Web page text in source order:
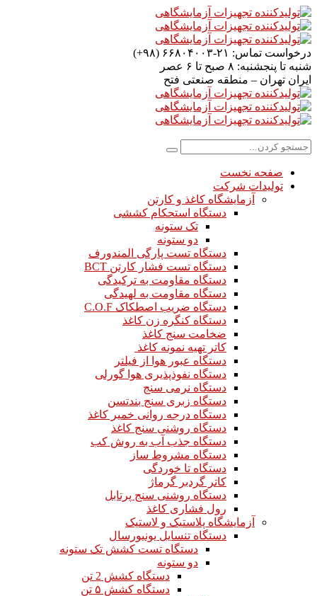
درخواست تماس: ۲۱-۶۶۸۰۴۰۰۳ (۹۸+)
شنبه تا پنجشنبه: ۸ صبح تا ۶ عصر
ایران تهران – منطقه صنعتی فتح
صفحه نخست
تولیدات شرکت
آزمایشگاه کاغذ و کارتن
دستگاه استحکام کششی
تک ستونه
دو ستونه
دستگاه تست پارگی المندورف
دستگاه تست فشار کارتن BCT
دستگاه مقاومت به ترکیدگی
دستگاه مقاومت به لهیدگی
دستگاه ضریب اصطکاک C.O.F
دستگاه کنگره زن کاغذ
ضخامت سنج کاغذ
کاتر تهیه نمونه کاغذ
دستگاه عبور هوا از فیلتر
دستگاه نفوذپذیری هوا گورلی
دستگاه نرمی سنج
دستگاه زبری سنج بندتسن
دستگاه درجه روانی خمیر کاغذ
دستگاه روشنی سنج کاغذ
دستگاه جذب آب به روش کب
دستگاه مشروط ساز
دستگاه تا خوردگی
کاتر گردبر گرماژ
دستگاه روشنی سنج پرتابل
رول فشاری کاغذ
آزمایشگاه پلاستیک و لاستیک
دستگاه تنسایل یونیورسال
دستگاه تست کشش تک ستونه
دو ستونه
دستگاه کشش 2 تن
دستگاه کشش ۵ تن